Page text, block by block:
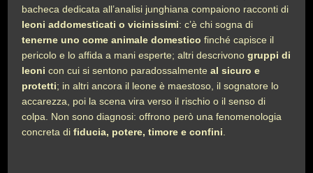
bacheca dedicata all’analisi junghiana compaiono racconti di
leoni addomesticati o vicinissimi: c’è chi sogna di
tenerne uno come animale domestico finché capisce il
pericolo e lo affida a mani esperte; altri descrivonogruppi di
leoni con cui si sentono paradossalmenteal sicuro e
protetti; in altri ancora il leone è maestoso, il sognatore lo
accarezza, poi la scena vira verso il rischio o il senso di
colpa. Non sono diagnosi: offrono però una fenomenologia
concreta difiducia, potere, timore e confini